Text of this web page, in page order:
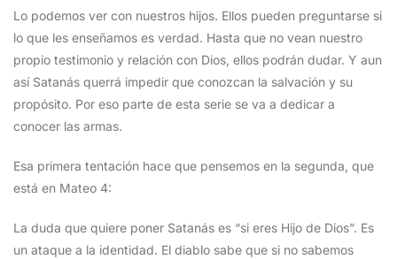
Lo podemos ver con nuestros hijos. Ellos pueden preguntarse si
lo que les enseñamos es verdad. Hasta que no vean nuestro
propio testimonio y relación con Dios, ellos podrán dudar. Y aun
así Satanás querrá impedir que conozcan la salvación y su
propósito. Por eso parte de esta serie se va a dedicar a
conocer las armas.
Esa primera tentación hace que pensemos en la segunda, que
está en Mateo 4:
La duda que quiere poner Satanás es “si eres Hijo de Dios”. Es
un ataque a la identidad. El diablo sabe que si no sabemos